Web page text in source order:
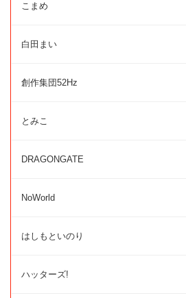
こまめ
白田まい
創作集団52Hz
とみこ
DRAGONGATE
NoWorld
はしもといのり
ハッターズ!